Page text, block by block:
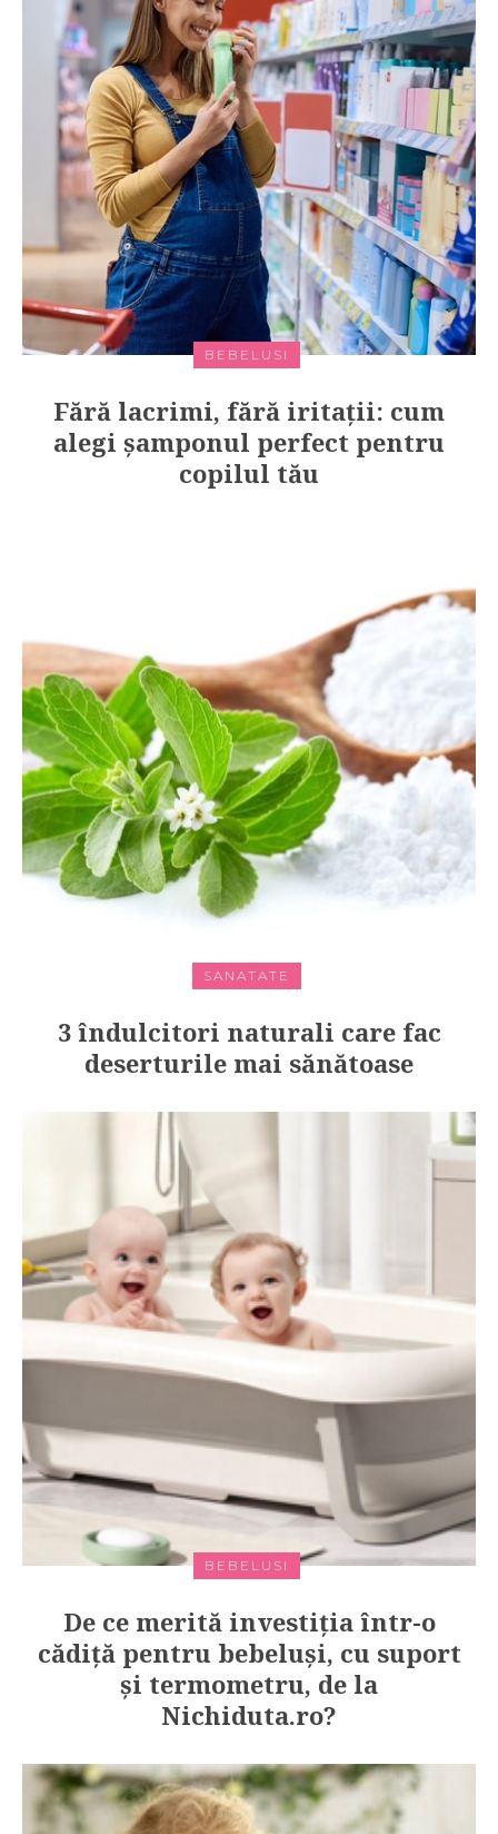
BEBELUSI
Fără lacrimi, fără iritații: cum
alegi șamponul perfect pentru
copilul tău
SANATATE
3 îndulcitori naturali care fac
deserturile mai sănătoase
BEBELUSI
De ce merită investiția într-o
cădiță pentru bebeluși, cu suport
și termometru, de la
Nichiduta.ro?